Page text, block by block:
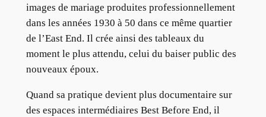
images de mariage produites professionnellement
dans les années 1930 à 50 dans ce même quartier
de l’East End. Il crée ainsi des tableaux du
moment le plus attendu, celui du baiser public des
nouveaux époux.
Quand sa pratique devient plus documentaire sur
des espaces intermédiaires Best Before End, il